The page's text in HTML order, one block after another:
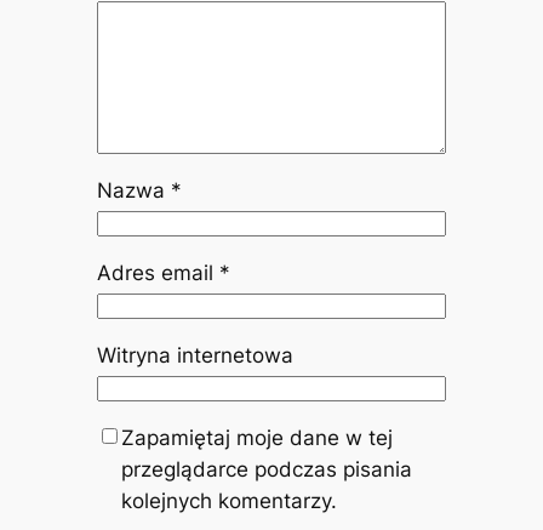
Nazwa *
Adres email *
Witryna internetowa
Zapamiętaj moje dane w tej
przeglądarce podczas pisania
kolejnych komentarzy.